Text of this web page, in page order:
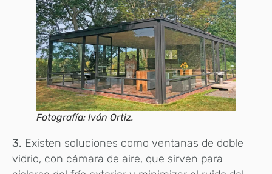
Fotografía: Iván Ortiz.
3. Existen soluciones como ventanas de doble
vidrio, con cámara de aire, que sirven para